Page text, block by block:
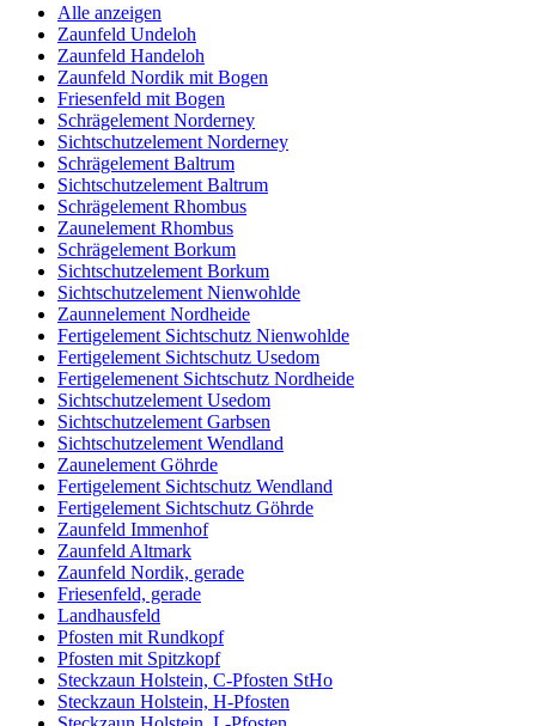
Alle anzeigen
Zaunfeld Undeloh
Zaunfeld Handeloh
Zaunfeld Nordik mit Bogen
Friesenfeld mit Bogen
Schrägelement Norderney
Sichtschutzelement Norderney
Schrägelement Baltrum
Sichtschutzelement Baltrum
Schrägelement Rhombus
Zaunelement Rhombus
Schrägelement Borkum
Sichtschutzelement Borkum
Sichtschutzelement Nienwohlde
Zaunnelement Nordheide
Fertigelement Sichtschutz Nienwohlde
Fertigelement Sichtschutz Usedom
Fertigelemenent Sichtschutz Nordheide
Sichtschutzelement Usedom
Sichtschutzelement Garbsen
Sichtschutzelement Wendland
Zaunelement Göhrde
Fertigelement Sichtschutz Wendland
Fertigelement Sichtschutz Göhrde
Zaunfeld Immenhof
Zaunfeld Altmark
Zaunfeld Nordik, gerade
Friesenfeld, gerade
Landhausfeld
Pfosten mit Rundkopf
Pfosten mit Spitzkopf
Steckzaun Holstein, C-Pfosten StHo
Steckzaun Holstein, H-Pfosten